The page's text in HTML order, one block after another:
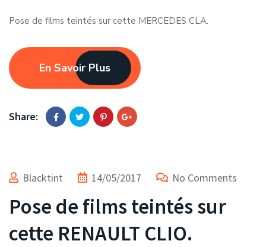
Pose de films teintés sur cette MERCEDES CLA.
En Savoir Plus
Share:
Blacktint 14/05/2017 No Comments
Pose de films teintés sur
cette RENAULT CLIO.